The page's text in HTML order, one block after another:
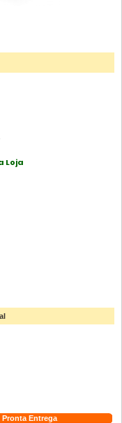
Loja
Pronta Entrega